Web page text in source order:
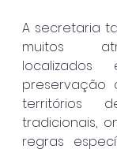
A secretaria
muitos
preservação
territórios
tradicionais,
regras